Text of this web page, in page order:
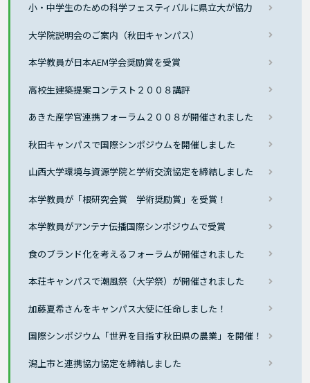
小・中学生のための科学フェスティバルに県立大が協力
大学院説明会のご案内（秋田キャンパス）
本学教員が日本AEM学会奨励賞を受賞
高校生建築提案コンテスト２００８講評
あきた産学官連携フォーラム２００８が開催されました
秋田キャンパスで国際シンポジウムを開催しました
山西大学環境与資源学院と学術交流協定を締結しました
本学教員が「根研究会賞 学術奨励賞」を受賞！
本学教員がアンテナ伝播国際シンポジウムで受賞
食のブランド化を考えるフォーラムが開催されました
本荘キャンパスで潮風祭（大学祭）が開催されました
加藤夏希さんをキャンパス大使に任命しました！
国際シンポジウム「世界を目指す秋田県の農業」を開催！
潟上市と連携協力協定を締結しました